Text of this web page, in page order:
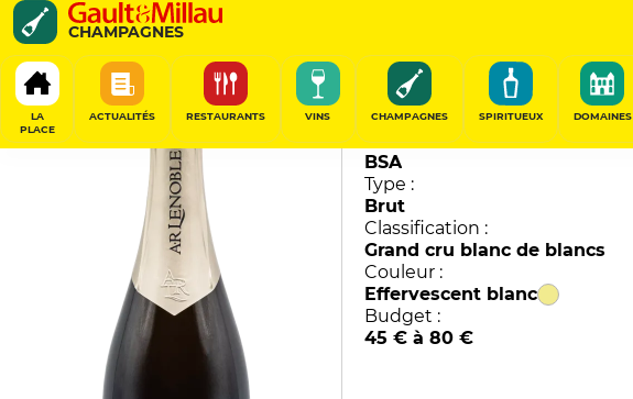
CHAMPAGNES
LA
PLACE
ACTUALITÉS RESTAURANTS VINS CHAMPAGNES SPIRITUEUX DOMAINES
Blanc de Blancs "Mag 19"
A.R. Lenoble
90/100
Champagne
Millésime :
BSA
Type :
Brut
Classification :
Grand cru blanc de blancs
Couleur :
Effervescent blanc
Budget :
45 € à 80 €